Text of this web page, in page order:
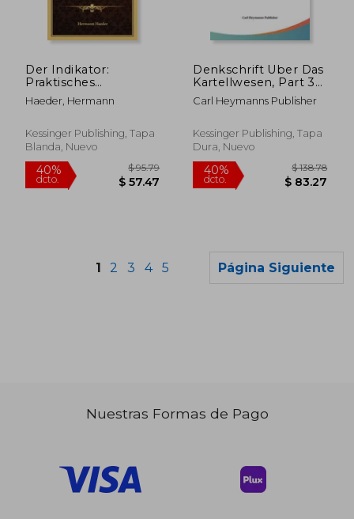
40% $ 105.79 40%
Der Indikator:
Praktisches
Handbuch (1900) (en
Alemán)
Haeder, Hermann
Kessinger Publishing, Tapa
Blanda, Nuevo
Denkschrift Uber Das
Kartellwesen, Part 3
(1907) (en Alemán)
Carl Heymanns Publisher
Kessinger Publishing, Tapa
Dura, Nuevo
1 2 3 4 5 Página Siguiente
Nuestras Formas de Pago